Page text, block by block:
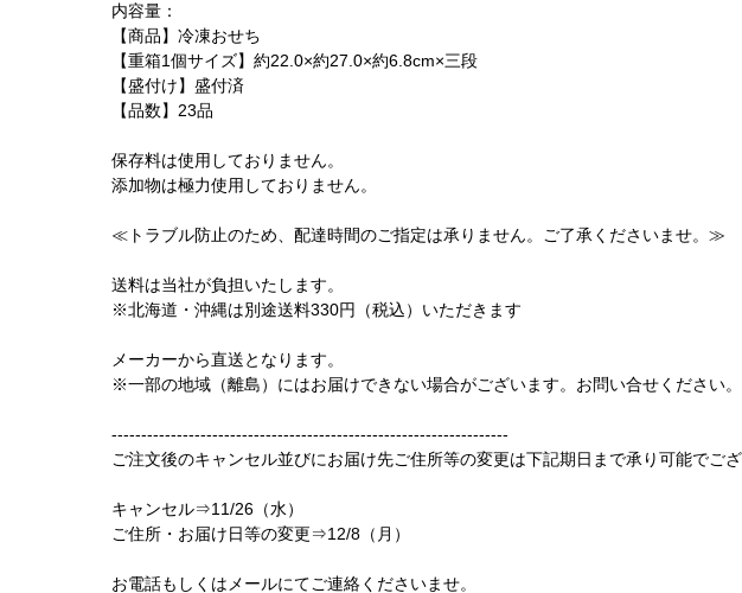
内容量：
【商品】冷凍おせち
【重箱1個サイズ】約22.0×約27.0×約6.8cm×三段
【盛付け】盛付済
【品数】23品
保存料は使用しておりません。
添加物は極力使用しておりません。
≪トラブル防止のため、配達時間のご指定は承りません。ご了承くださいませ。≫
送料は当社が負担いたします。
※北海道・沖縄は別途送料330円（税込）いただきます
メーカーから直送となります。
※一部の地域（離島）にはお届けできない場合がございます。お問い合せください。
-------------------------------------------------------------------
ご注文後のキャンセル並びにお届け先ご住所等の変更は下記期日まで承り可能でござ
キャンセル⇒11/26（水）
ご住所・お届け日等の変更⇒12/8（月）
お電話もしくはメールにてご連絡くださいませ。